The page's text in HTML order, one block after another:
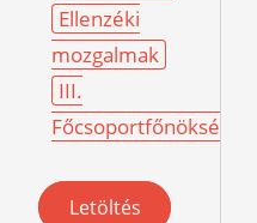
Ellenzéki
mozgalmak
III.
Főcsoportfőnökség
Letöltés